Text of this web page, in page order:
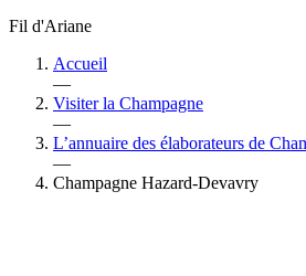
Fil d'Ariane
Accueil
—
Visiter la Champagne
—
L’annuaire des élaborateurs de
—
Champagne Hazard-Devavry